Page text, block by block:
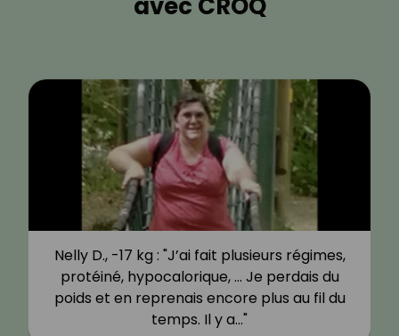
Nelly D., -17 kg : "J’ai fait plusieurs régimes,
protéiné, hypocalorique, … Je perdais du
poids et en reprenais encore plus au fil du
temps. Il y a…"